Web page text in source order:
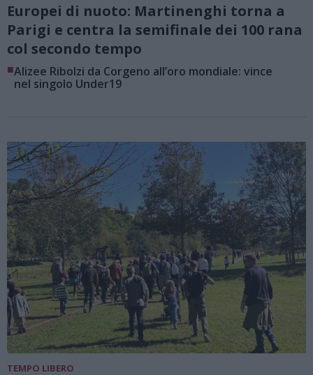
Europei di nuoto: Martinenghi torna a
Parigi e centra la semifinale dei 100 rana
col secondo tempo
■Alizee Ribolzi da Corgeno all’oro mondiale: vince
nel singolo Under19
TEMPO LIBERO